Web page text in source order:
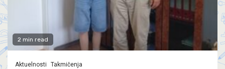
2 min read
Aktuelnosti Takmičenja